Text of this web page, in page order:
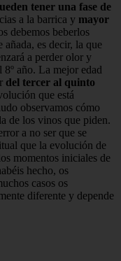
tener una fase de
a la barrica y mayor
debemos beberlos
añada, es decir, la que
a perder olor y
8º año. La mejor edad
del tercer al quinto
que está
observamos cómo
de los vinos que piden.
a no ser que se
que la evolución de
momentos iniciales de
hecho, os
casos os
diferente y depende